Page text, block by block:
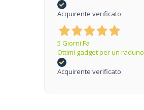
Acquirente verificato
5 Giorni Fa
Ottimi gadget per un raduno
Acquirente verificato